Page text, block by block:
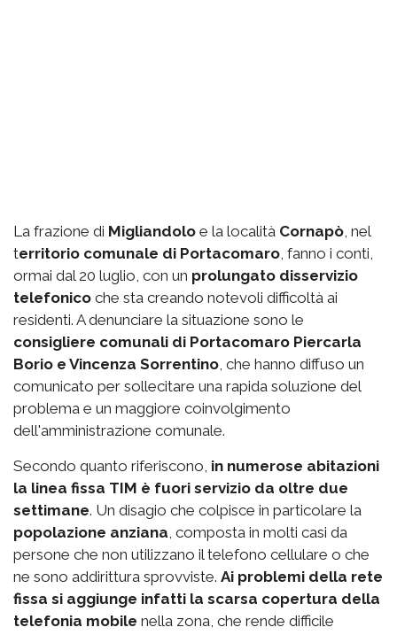
La frazione di Migliandolo e la località Cornapò, nel
territorio comunale di Portacomaro, fanno i conti,
ormai dal 20 luglio, con un prolungato disservizio
telefonico che sta creando notevoli difficoltà ai
residenti. A denunciare la situazione sono le
consigliere comunali di Portacomaro Piercarla
Borio e Vincenza Sorrentino, che hanno diffuso un
comunicato per sollecitare una rapida soluzione del
problema e un maggiore coinvolgimento
dell'amministrazione comunale.
Secondo quanto riferiscono, in numerose abitazioni
la linea fissa TIM è fuori servizio da oltre due
settimane. Un disagio che colpisce in particolare la
popolazione anziana, composta in molti casi da
persone che non utilizzano il telefono cellulare o che
ne sono addirittura sprovviste. Ai problemi della rete
fissa si aggiunge infatti la scarsa copertura della
telefonia mobile nella zona, che rende difficile